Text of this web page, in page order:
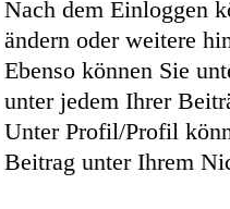
Nach dem Einloggen
ändern oder weitere
Ebenso können Sie
unter jedem Ihrer
Unter Profil/Profil
Beitrag unter Ihrem